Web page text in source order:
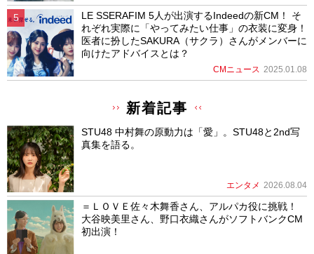
LE SSERAFIM 5人が出演するIndeedの新CM！ そ
れぞれ実際に「やってみたい仕事」の衣装に変身！
医者に扮したSAKURA（サクラ）さんがメンバーに
向けたアドバイスとは？
CMニュース 2025.01.08
新着記事
STU48 中村舞の原動力は「愛」。STU48と2nd写
真集を語る。
エンタメ 2026.08.04
＝ＬＯＶＥ佐々木舞香さん、アルパカ役に挑戦！
大谷映美里さん、野口衣織さんがソフトバンクCM
初出演！